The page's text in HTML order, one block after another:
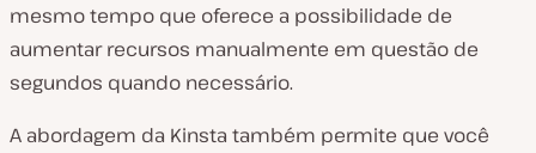
mesmo tempo que oferece a possibilidade de
aumentar recursos manualmente em questão de
segundos quando necessário.
A abordagem da Kinsta também permite que você